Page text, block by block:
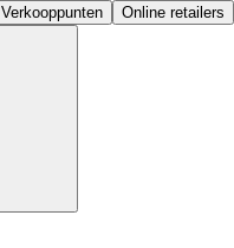
Verkooppunten Online retailers